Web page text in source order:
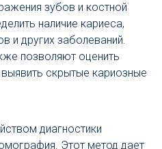
зубов и костной
наличие кариеса,
и других заболеваний.
позволяют оценить
скрытые кариозные
диагностики
Этот метод дает